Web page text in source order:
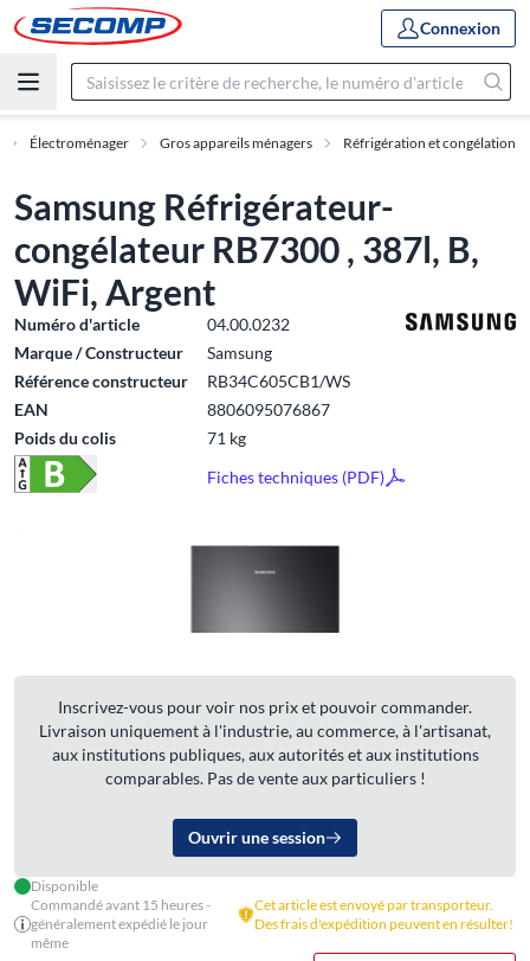
Connexion
Électroménager Gros appareils ménagers Réfrigération et congélation
Samsung Réfrigérateur-
congélateur RB7300 , 387l, B,
WiFi, Argent
Numéro d'article
04.00.0232
Marque / Constructeur
Samsung
Référence constructeur
RB34C605CB1/WS
EAN
8806095076867
Poids du colis
71 kg
Fiches techniques (PDF)
Inscrivez-vous pour voir nos prix et pouvoir commander.
Livraison uniquement à l'industrie, au commerce, à l'artisanat,
aux institutions publiques, aux autorités et aux institutions
comparables. Pas de vente aux particuliers !
Ouvrir une session
Disponible
Commandé avant 15 heures -
généralement expédié le jour
même
Cet article est envoyé par transporteur.
Des frais d'expédition peuvent en résulter!